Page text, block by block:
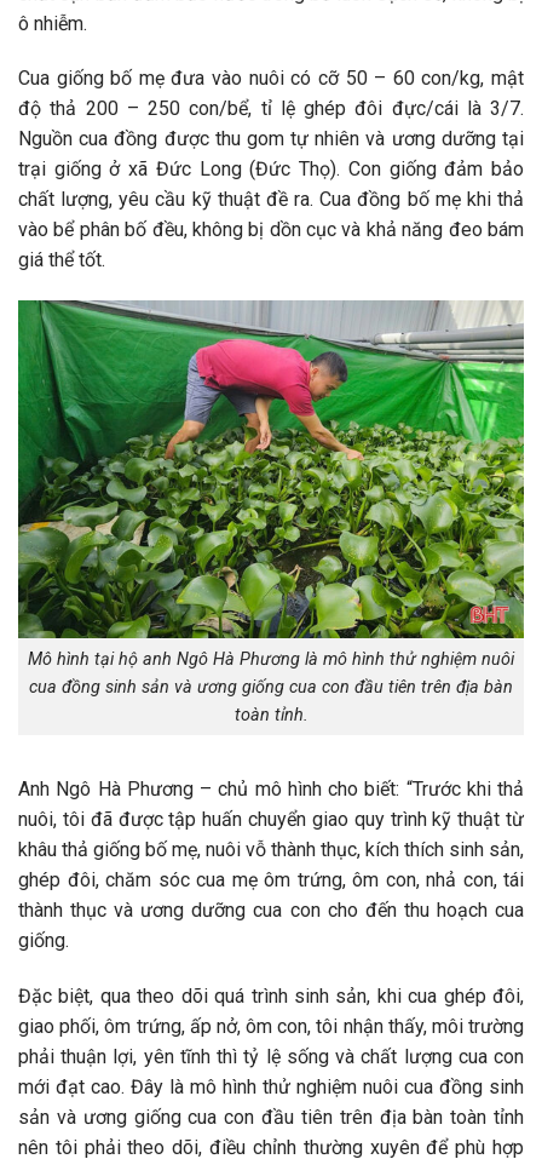
ô nhiễm.
Cua giống bố mẹ đưa vào nuôi có cỡ 50 – 60 con/kg, mật
độ thả 200 – 250 con/bể, tỉ lệ ghép đôi đực/cái là 3/7.
Nguồn cua đồng được thu gom tự nhiên và ương dưỡng tại
trại giống ở xã Đức Long (Đức Thọ). Con giống đảm bảo
chất lượng, yêu cầu kỹ thuật đề ra. Cua đồng bố mẹ khi thả
vào bể phân bố đều, không bị dồn cục và khả năng đeo bám
giá thể tốt.
Mô hình tại hộ anh Ngô Hà Phương là mô hình thử nghiệm nuôi
cua đồng sinh sản và ương giống cua con đầu tiên trên địa bàn
toàn tỉnh.
Anh Ngô Hà Phương – chủ mô hình cho biết: “Trước khi thả
nuôi, tôi đã được tập huấn chuyển giao quy trình kỹ thuật từ
khâu thả giống bố mẹ, nuôi vỗ thành thục, kích thích sinh sản,
ghép đôi, chăm sóc cua mẹ ôm trứng, ôm con, nhả con, tái
thành thục và ương dưỡng cua con cho đến thu hoạch cua
giống.
Đặc biệt, qua theo dõi quá trình sinh sản, khi cua ghép đôi,
giao phối, ôm trứng, ấp nở, ôm con, tôi nhận thấy, môi trường
phải thuận lợi, yên tĩnh thì tỷ lệ sống và chất lượng cua con
mới đạt cao. Đây là mô hình thử nghiệm nuôi cua đồng sinh
sản và ương giống cua con đầu tiên trên địa bàn toàn tỉnh
nên tôi phải theo dõi, điều chỉnh thường xuyên để phù hợp